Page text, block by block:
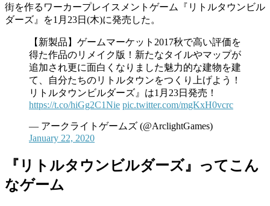
街を作るワーカープレイスメントゲーム『リトルタウンビル
ダーズ』を1月23日(木)に発売した。
【新製品】ゲームマーケット2017秋で高い評価を
得た作品のリメイク版！新たなタイルやマップが
追加され更に面白くなりました魅力的な建物を建
て、自分たちのリトルタウンをつくり上げよう！
リトルタウンビルダーズ』は1月23日発売！
https://t.co/hiGg2C1Nie pic.twitter.com/mgKxH0vcrc
— アークライトゲームズ (@ArclightGames)
January 22, 2020
『リトルタウンビルダーズ』ってこん
なゲーム